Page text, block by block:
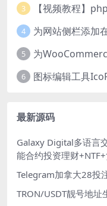
3
4 为网站侧栏添加
5 为
6 图标编辑工具
最新源码
Galaxy Digital多语言
能合约投资理财
Telegram加拿大28投
TRON/USDT靓号地